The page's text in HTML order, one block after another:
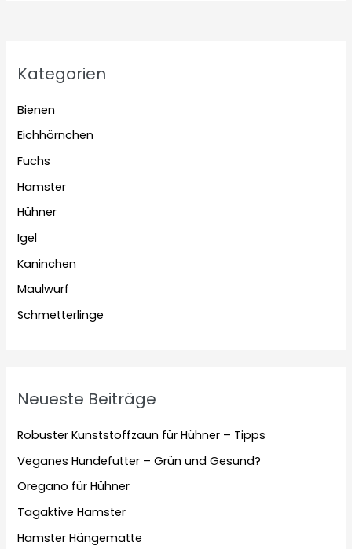
Kategorien
Bienen
Eichhörnchen
Fuchs
Hamster
Hühner
Igel
Kaninchen
Maulwurf
Schmetterlinge
Neueste Beiträge
Robuster Kunststoffzaun für Hühner – Tipps
Veganes Hundefutter – Grün und Gesund?
Oregano für Hühner
Tagaktive Hamster
Hamster Hängematte